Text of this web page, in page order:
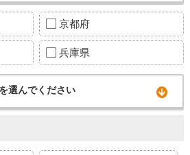
京都府
兵庫県
選んでください